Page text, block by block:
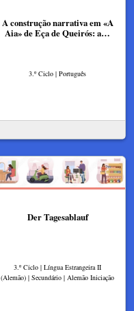
A construção narrativa em «A
Aia» de Eça de Queirós: a…
3.º Ciclo | Português
Der Tagesablauf
3.º Ciclo | Língua Estrangeira II
(Alemão) | Secundário | Alemão Iniciação